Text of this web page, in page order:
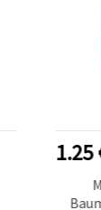
1.25